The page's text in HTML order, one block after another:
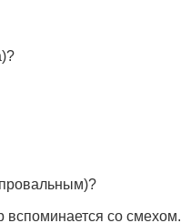
вспоминается со смехом.